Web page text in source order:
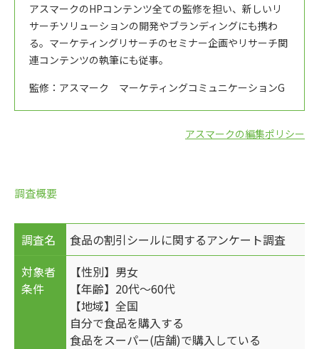
アスマークのHPコンテンツ全ての監修を担い、新しいリ
サーチソリューションの開発やブランディングにも携わ
る。マーケティングリサーチのセミナー企画やリサーチ関
連コンテンツの執筆にも従事。
監修：アスマーク マーケティングコミュニケーションG
アスマークの編集ポリシー
調査概要
調査名
食品の割引シールに関するアンケート調査
対象者
条件
【性別】男女
【年齢】20代～60代
【地域】全国
自分で食品を購入する
食品をスーパー(店舗)で購入している